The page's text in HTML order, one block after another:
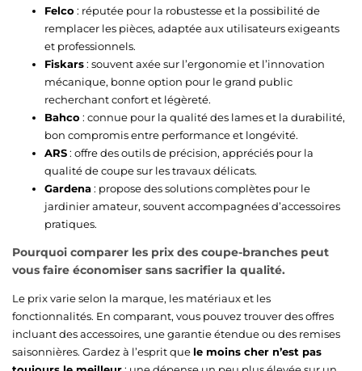
Felco : réputée pour la robustesse et la possibilité de
remplacer les pièces, adaptée aux utilisateurs exigeants
et professionnels.
Fiskars: souvent axée sur l’ergonomie et l’innovation
mécanique, bonne option pour le grand public
recherchant confort et légèreté.
Bahco : connue pour la qualité des lames et la durabilité,
bon compromis entre performance et longévité.
ARS: offre des outils de précision, appréciés pour la
qualité de coupe sur les travaux délicats.
Gardena: propose des solutions complètes pour le
jardinier amateur, souvent accompagnées d’accessoires
pratiques.
Pourquoi comparer les prix des coupe-branches peut
vous faire économiser sans sacrifier la qualité.
Le prix varie selon la marque, les matériaux et les
fonctionnalités. En comparant, vous pouvez trouver des offres
incluant des accessoires, une garantie étendue ou des remises
saisonnières. Gardez à l’esprit que le moins cher n’est pas